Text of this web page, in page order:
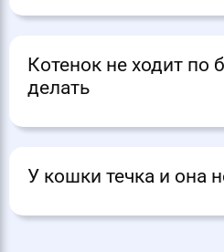
Котенок не ходит по
делать
У кошки течка и она